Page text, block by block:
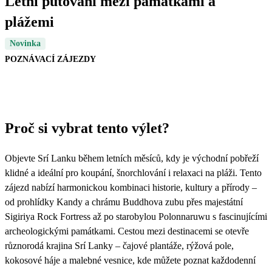
plážemi
Novinka
POZNÁVACÍ ZÁJEZDY
Proč si vybrat tento výlet?
Objevte Srí Lanku během letních měsíců, kdy je východní pobřeží
klidné a ideální pro koupání, šnorchlování i relaxaci na pláži. Tento
zájezd nabízí harmonickou kombinaci historie, kultury a přírody –
od prohlídky Kandy a chrámu Buddhova zubu přes majestátní
Sigiriya Rock Fortress až po starobylou Polonnaruwu s fascinujícími
archeologickými památkami. Cestou mezi destinacemi se otevře
různorodá krajina Srí Lanky – čajové plantáže, rýžová pole,
kokosové háje a malebné vesnice, kde můžete poznat každodenní